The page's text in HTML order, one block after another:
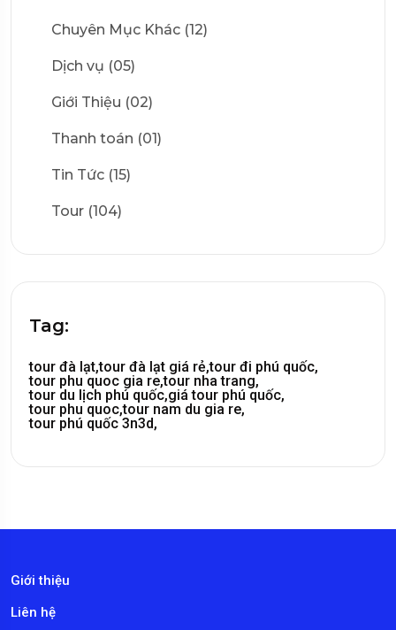
Chuyên Mục Khác (12)
Dịch vụ (05)
Giới Thiệu (02)
Thanh toán (01)
Tin Tức (15)
Tour (104)
Tag:
tour đà lạt,tour đà lạt giá rẻ,tour đi phú quốc,
tour phu quoc gia re,tour nha trang,
tour du lịch phú quốc,giá tour phú quốc,
tour phu quoc,tour nam du gia re,
tour phú quốc 3n3d,
Giới thiệu
Liên hệ